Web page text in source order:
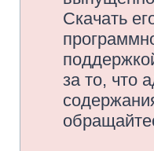
Скачать
за то, что